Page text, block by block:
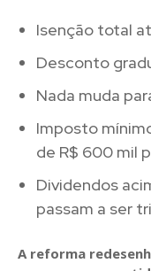
Isenção total
Desconto
Nada muda
Imposto
de R$ 600 mil
Dividendos
passam a ser
A reforma